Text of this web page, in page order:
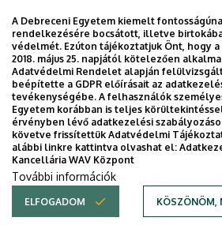
Adatvédelem
Copyright © 2026 Unideb
A Debreceni Egyetem kiemelt
rendelkezésére bocsátott, illetve
védelmét. Ezúton tájékoztatjuk Önt, hogy a
2018. május 25. napjától kötelezően
Adatvédelmi Rendelet alapján
beépítette a GDPR előírásait az
tevékenységébe. A felhasználók
Egyetem korábban is teljes
érvényben lévő adatkezelési
követve frissítettük Adatvédelmi
alábbi linkre kattintva olvashat el:
Kancellária WAV Központ
További információk
ELFOGADOM KÖSZÖNÖM,